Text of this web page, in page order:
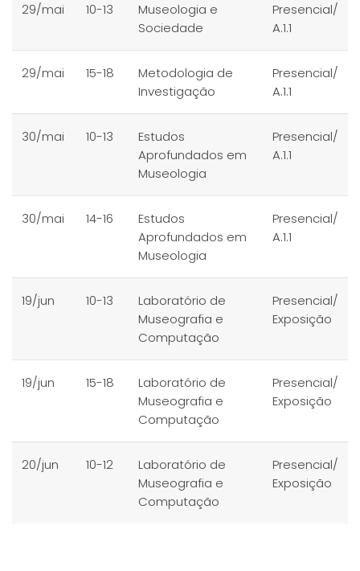
29/mai 10-13
Museologia e
Sociedade
Presencial/
A.1.1
29/mai 15-18
Metodologia de
Investigação
Presencial/
A.1.1
30/mai 10-13
Estudos
Aprofundados em
Museologia
Presencial/
A.1.1
30/mai 14-16
Estudos
Aprofundados em
Museologia
Presencial/
A.1.1
19/jun 10-13
Laboratório de
Museografia e
Computação
Presencial/
Exposição
19/jun 15-18
Laboratório de
Museografia e
Computação
Presencial/
Exposição
20/jun 10-12
Laboratório de
Museografia e
Computação
Presencial/
Exposição